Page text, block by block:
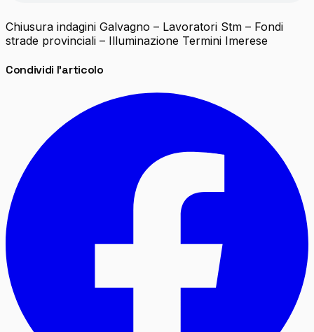
Chiusura indagini Galvagno – Lavoratori Stm – Fondi
strade provinciali – Illuminazione Termini Imerese
Condividi l'articolo